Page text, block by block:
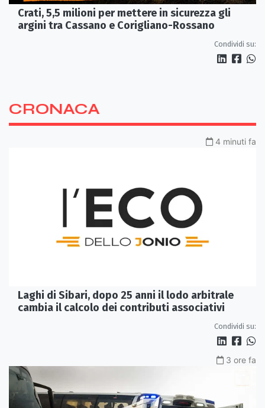
Crati, 5,5 milioni per mettere in sicurezza gli
argini tra Cassano e Corigliano-Rossano
Condividi su:
CRONACA
4 minuti fa
Laghi di Sibari, dopo 25 anni il lodo arbitrale
cambia il calcolo dei contributi associativi
Condividi su:
3 ore fa